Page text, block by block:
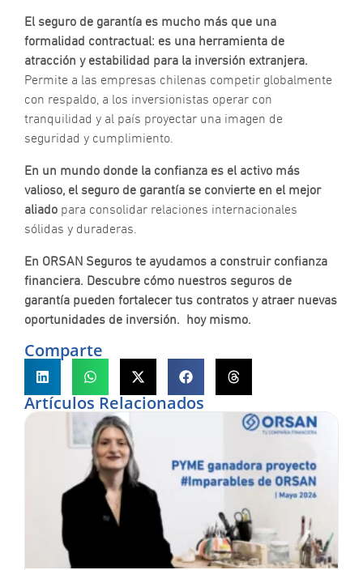
El seguro de garantía es mucho más que una
formalidad contractual: es una herramienta de
atracción y estabilidad para la inversión extranjera.
Permite a las empresas chilenas competir globalmente
con respaldo, a los inversionistas operar con
tranquilidad y al país proyectar una imagen de
seguridad y cumplimiento.
En un mundo donde la confianza es el activo más
valioso, el seguro de garantía se convierte en el mejor
aliado para consolidar relaciones internacionales
sólidas y duraderas.
En ORSAN Seguros te ayudamos a construir confianza
financiera. Descubre cómo nuestros seguros de
garantía pueden fortalecer tus contratos y atraer nuevas
oportunidades de inversión. hoy mismo.
Comparte
Artículos Relacionados